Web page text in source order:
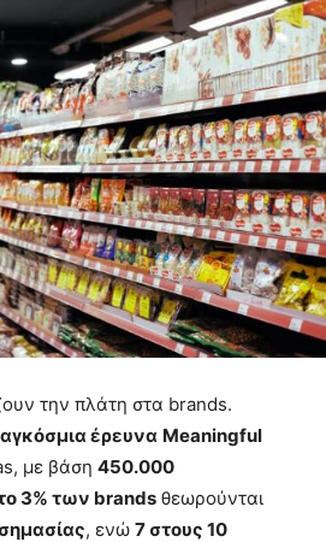
την πλάτη στα brands.
έρευνα Meaningful
με βάση 450.000
3% των brands θεωρούνται
, ενώ 7 στους 10